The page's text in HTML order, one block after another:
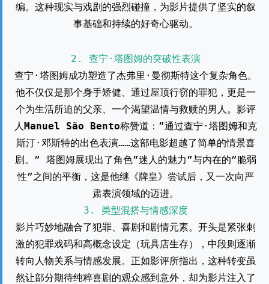
编。这种现实与戏剧的强烈碰撞，为影片提供了坚实的叙
事基础和持续的好奇心驱动。
2. 查宁·塔图姆的突破性表演
查宁·塔图姆成功塑造了杰弗里·曼彻斯特这个复杂角色。
他不仅仅是那个身手矫健、通过屋顶行窃的罪犯，更是一
个为生活所迫的父亲、一个渴望温情与救赎的男人。影评
人Manuel São Bento称赞道：”通过查宁·塔图姆和克
斯汀·邓斯特的出色表演……这部电影超越了简单的情景喜
剧。” 塔图姆展现出了角色”迷人的魅力”与内在的”脆弱
性”之间的平衡，这是他继《牌皇》尝试后，又一次向严
肃表演领域的迈进。
3. 类型混搭与情感深度
影片巧妙地融合了犯罪、喜剧和剧情元素。开头是紧张刺
激的犯罪戏码和高概念设定（玩具店生存），中段则逐渐
转向人物关系与情感发展。正如影评所指出，这种转变虽
然让部分期待纯粹喜剧的观众感到意外，却为影片注入了